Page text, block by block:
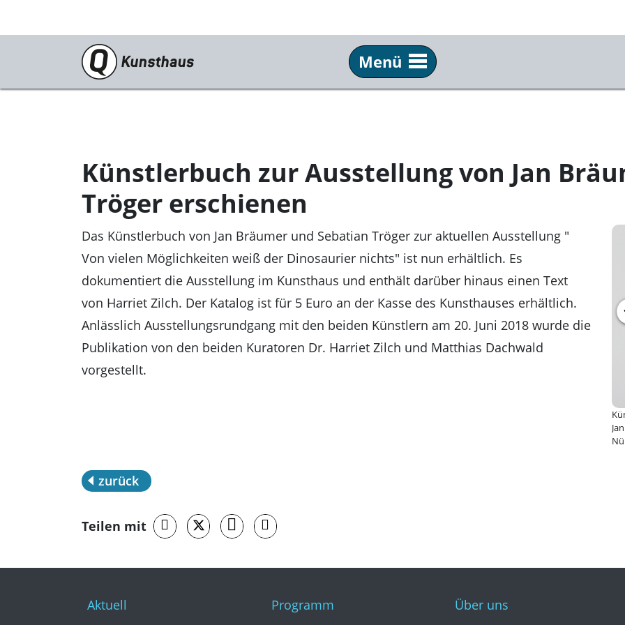
Menü
Ausstellungen
Rückblick
Besuch
Mediathek
Künstlerbuch zur Ausstellung von Jan
Tröger erschienen
Das Künstlerbuch von Jan Bräumer und Sebatian Tröger zur aktuellen Ausstellung "
Von vielen Möglichkeiten weiß der Dinosaurier nichts" ist nun erhältlich. Es
dokumentiert die Ausstellung im Kunsthaus und enthält darüber hinaus einen Text
von Harriet Zilch. Der Katalog ist für 5 Euro an der Kasse des Kunsthauses erhältlich.
Anlässlich Ausstellungsrundgang mit den beiden Künstlern am 20. Juni 2018 wurde die
Publikation von den beiden Kuratoren Dr. Harriet Zilch und Matthias Dachwald
vorgestellt.
zurück
Teilen mit
Aktuell Programm Über uns